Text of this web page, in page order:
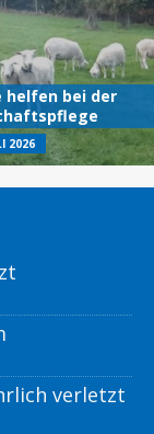
helfen bei der
2026
verletzt